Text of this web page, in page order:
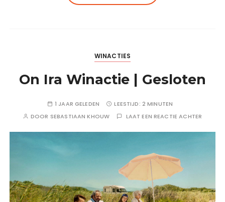
WINACTIES
On Ira Winactie | Gesloten
1 JAAR GELEDEN LEESTIJD: 2 MINUTEN
DOOR SEBASTIAAN KHOUW LAAT EEN REACTIE ACHTER